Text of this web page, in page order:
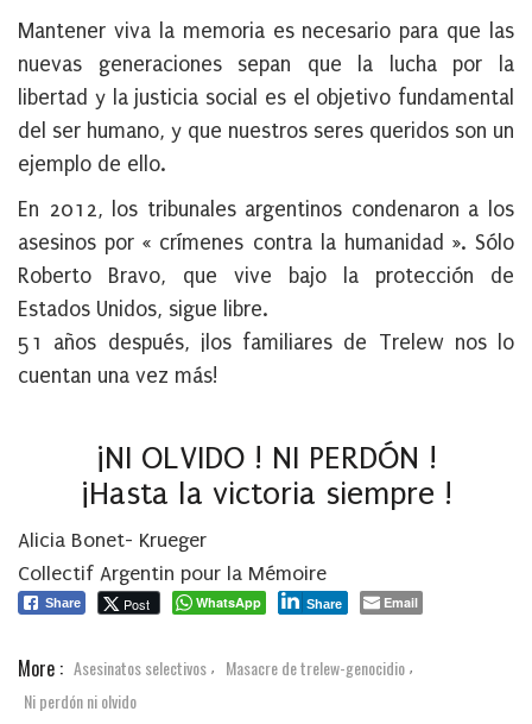
Mantener viva la memoria es necesario para que las
nuevas generaciones sepan que la lucha por la
libertad y la justicia social es el objetivo fundamental
del ser humano, y que nuestros seres queridos son un
ejemplo de ello.
En 2012, los tribunales argentinos condenaron a los
asesinos por « crímenes contra la humanidad ». Sólo
Roberto Bravo, que vive bajo la protección de
Estados Unidos, sigue libre.
51 años después, ¡los familiares de Trelew nos lo
cuentan una vez más!
¡NI OLVIDO ! NI PERDÓN !
¡Hasta la victoria siempre !
Alicia Bonet- Krueger
Collectif Argentin pour la Mémoire
Share Post WhatsApp Share Email
More : Asesinatos selectivos , Masacre de trelew-genocidio ,
Ni perdón ni olvido